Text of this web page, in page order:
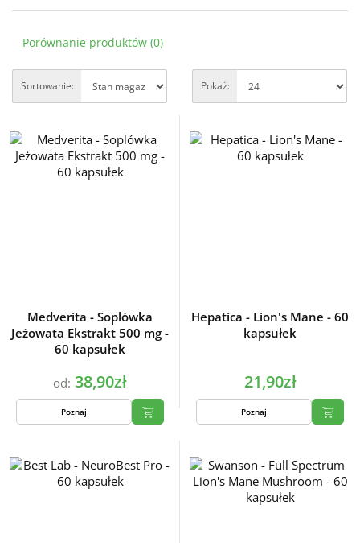
Porównanie produktów (0)
Sortowanie: Pokaż:
Medverita - Soplówka
Jeżowata Ekstrakt 500 mg -
60 kapsułek
od: 38,90zł
Poznaj
Hepatica - Lion's Mane - 60
kapsułek
21,90zł
Poznaj